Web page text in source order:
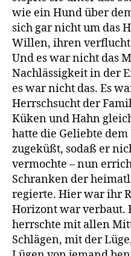
wie ein Hund über
sich gar nicht um das
Willen, ihren
Und es war nicht das
Nachlässigkeit in der
es war nicht das. Es
Herrschsucht der
Küken und Hahn
hatte die Geliebte
zugeküßt, sodaß er
vermochte – nun
Schranken der
regierte. Hier war ihr
Horizont war verbaut.
herrschte mit allen
Schlägen, mit der